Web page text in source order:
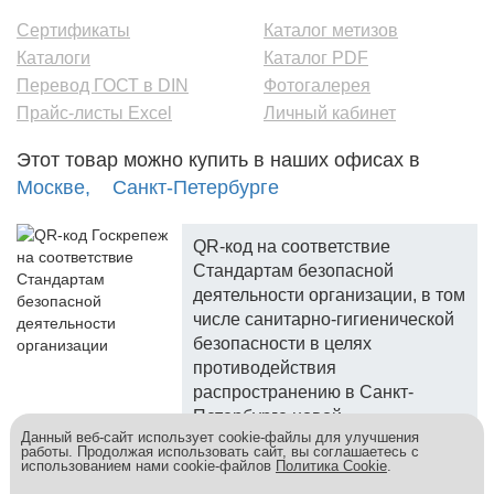
Сертификаты
Каталоги
Перевод ГОСТ в DIN
Прайс-листы Excel
Каталог метизов
Каталог PDF
Фотогалерея
Личный кабинет
Этот товар можно купить в наших офисах в
Москве,
Санкт-Петербурге
QR-код на соответствие
Стандартам безопасной
деятельности организации, в том
числе санитарно-гигиенической
безопасности в целях
противодействия
распространению в Санкт-
Петербурге новой
коронавирусной инфекции.
Данный веб-сайт использует cookie-файлы для улучшения
работы. Продолжая использовать сайт, вы соглашаетесь с
использованием нами cookie-файлов Политика Cookie.